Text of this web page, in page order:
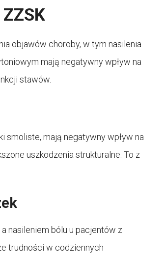
objawów choroby, w tym nasilenia
mają negatywny wpływ na
stawów.
smoliste, mają negatywny wpływ na
uszkodzenia strukturalne. To z
nasileniem bólu u pacjentów z
trudności w codziennych